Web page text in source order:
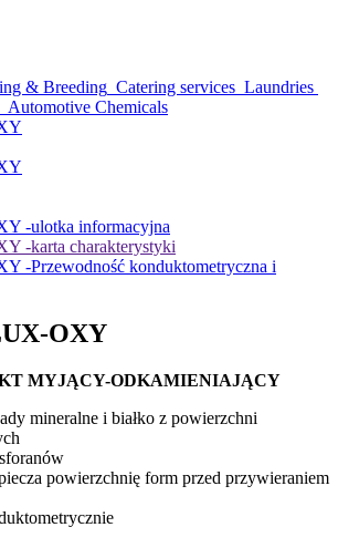
& Breeding Catering services Laundries
Automotive Chemicals
-ulotka informacyjna
-karta charakterystyki
-Przewodność konduktometryczna i
OXY
MYJĄCY-ODKAMIENIAJĄCY
mineralne i białko z powierzchni
powierzchnię form przed przywieraniem